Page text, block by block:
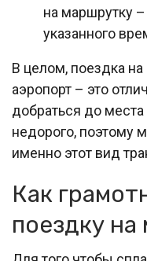
на маршрутку
указанного
В целом, поездка
аэропорт – это
добраться до
недорого, поэтому
именно этот вид
Как
поездку